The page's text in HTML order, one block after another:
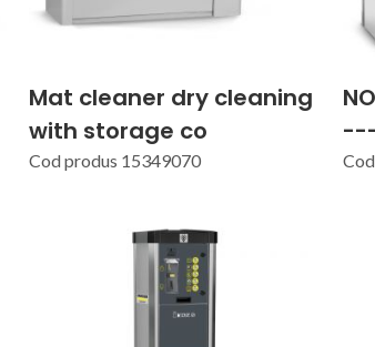
Mat cleaner dry cleaning
with storage co
Cod produs 15349070